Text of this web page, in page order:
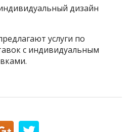
дизайн
услуги по
с индивидуальным